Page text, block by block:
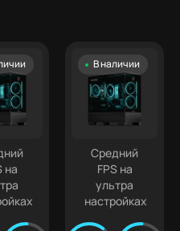
на
В наличии
Средний
FPS на
ультра
настройках